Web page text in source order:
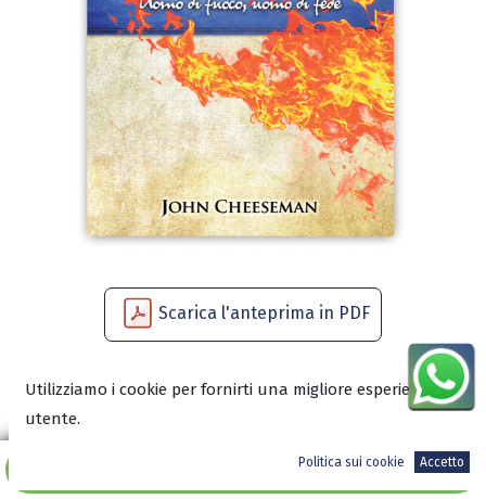
Aggiungi al carrello
Scarica l'anteprima in PDF
7,90€
Utilizziamo i cookie per fornirti una migliore esperienza
utente.
Politica sui cookie Accetto